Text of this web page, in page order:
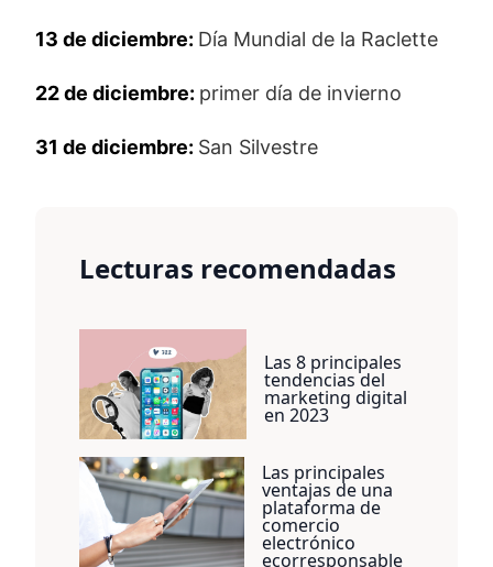
13 de diciembre: Día Mundial de la Raclette
22 de diciembre: primer día de invierno
31 de diciembre: San Silvestre
Lecturas recomendadas
Las 8 principales
tendencias del
marketing digital
en 2023
Las principales
ventajas de una
plataforma de
comercio
electrónico
ecorresponsable